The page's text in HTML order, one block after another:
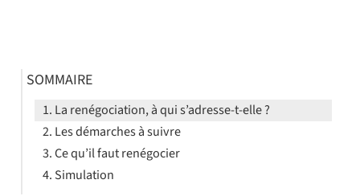
SOMMAIRE
La renégociation, à qui s’adresse-t-elle ?
Les démarches à suivre
Ce qu’il faut renégocier
Simulation